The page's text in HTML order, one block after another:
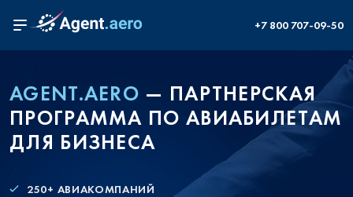
+7 800 707-09-50
AGENT.AERO — ПАРТНЕРСКАЯ
ПРОГРАММА ПО АВИАБИЛЕТАМ
ДЛЯ БИЗНЕСА
250+ АВИАКОМПАНИЙ